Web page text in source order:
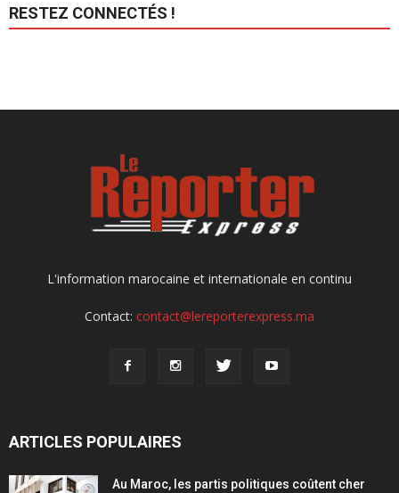
RESTEZ CONNECTÉS !
L'information marocaine et internationale en continu
Contact: contact@lereporterexpress.ma
ARTICLES POPULAIRES
Au Maroc, les partis politiques coûtent cher